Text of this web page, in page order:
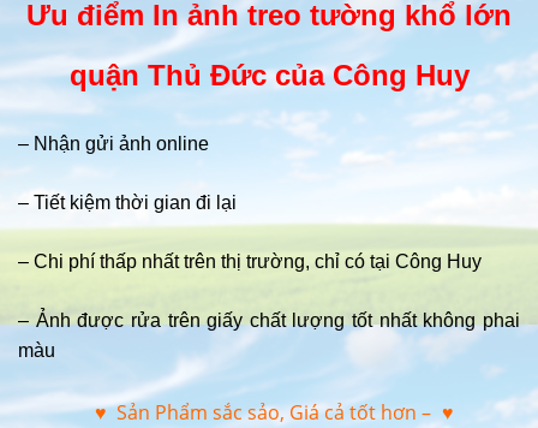
Ưu điểm In ảnh treo tường khổ lớn
quận Thủ Đức của Công Huy
– Nhận gửi ảnh online
– Tiết kiệm thời gian đi lại
– Chi phí thấp nhất trên thị trường, chỉ có tại Công Huy
– Ảnh được rửa trên giấy chất lượng tốt nhất không phai
màu
♥ Sản Phẩm sắc sảo, Giá cả tốt hơn – ♥